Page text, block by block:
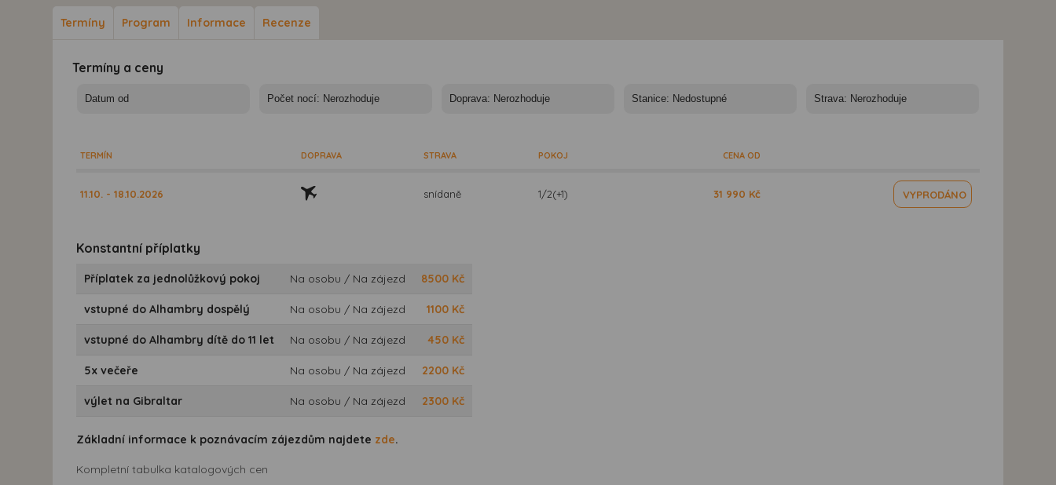
vína a kultury -
vína a kultury -
Termíny Program Informace Recenze
Termíny a ceny
TERMÍN DOPRAVA STRAVA POKOJ CENA OD
11.10. - 18.10.2026 snídaně 1/2(+1) 31 990 Kč VYPRODÁNO
Konstantní příplatky
Příplatek za jednolůžkový pokoj Na osobu / Na zájezd 8500 Kč
vstupné do Alhambry dospělý Na osobu / Na zájezd 1100 Kč
vstupné do Alhambry dítě do 11 let Na osobu / Na zájezd 450 Kč
5x večeře Na osobu / Na zájezd 2200 Kč
výlet na Gibraltar Na osobu / Na zájezd 2300 Kč
Základní informace k poznávacím zájezdům najdete zde.
Kompletní tabulka katalogových cen